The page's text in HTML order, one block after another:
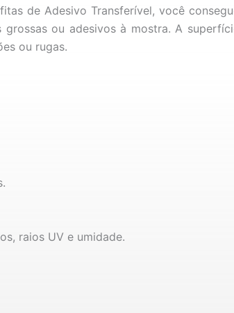
de Adesivo Transferível, você
ou adesivos à mostra. A
ou rugas.
raios UV e umidade.